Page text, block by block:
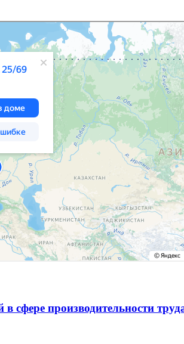
сфере производительности